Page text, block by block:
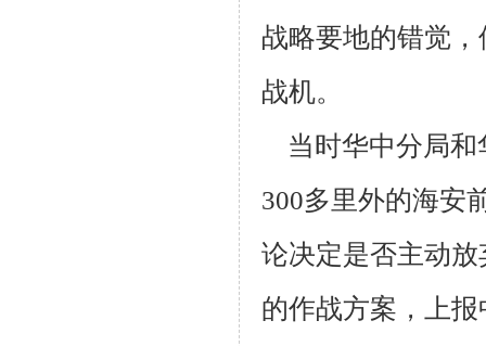
战略要地的错觉，
战机。
当时华中分局和
300多里外的海安
论决定是否主动
的作战方案，上报